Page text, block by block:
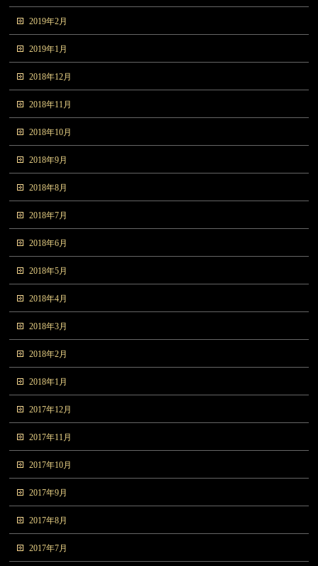
2019年2月
2019年1月
2018年12月
2018年11月
2018年10月
2018年9月
2018年8月
2018年7月
2018年6月
2018年5月
2018年4月
2018年3月
2018年2月
2018年1月
2017年12月
2017年11月
2017年10月
2017年9月
2017年8月
2017年7月